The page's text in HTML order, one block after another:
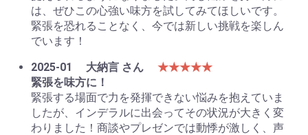
は、ぜひこの心強い味方を試してみてほしいです。
緊張を恐れることなく、今では新しい挑戦を楽しん
でいます！
2025-01
大納言 さん
★★★★★
緊張を味方に！
緊張する場面で力を発揮できない悩みを抱えていま
したが、インデラルに出会ってその状況が大きく変
わりました！商談やプレゼンでは動悸が激しく、声